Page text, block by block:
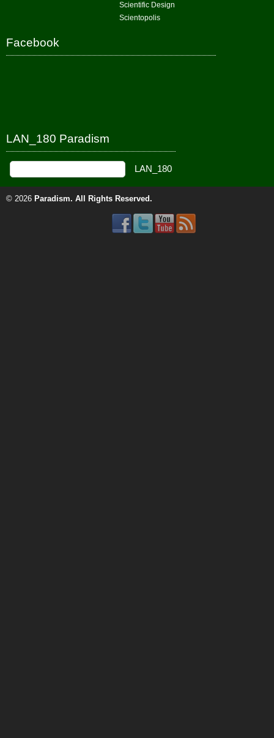
Scientific Design
Scientopolis
Facebook
LAN_180 Paradism
© 2026 Paradism. All Rights Reserved.